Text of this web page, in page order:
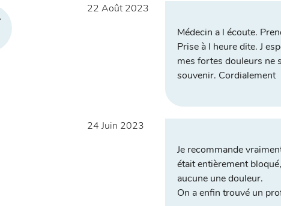
22 Août 2023
Médecin a l écoute.
Prise à l heure dite. J
mes fortes douleurs ne
souvenir. Cordialement
24 Juin 2023
Je recommande
était entièrement
aucune une douleur.
On a enfin trouvé un